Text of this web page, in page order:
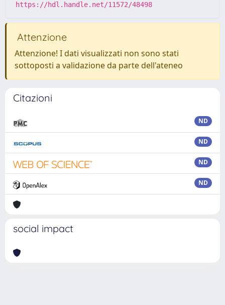
https://hdl.handle.net/11572/48498
Attenzione
Attenzione! I dati visualizzati non sono stati
sottoposti a validazione da parte dell'ateneo
Citazioni
ND
ND
ND
ND
social impact